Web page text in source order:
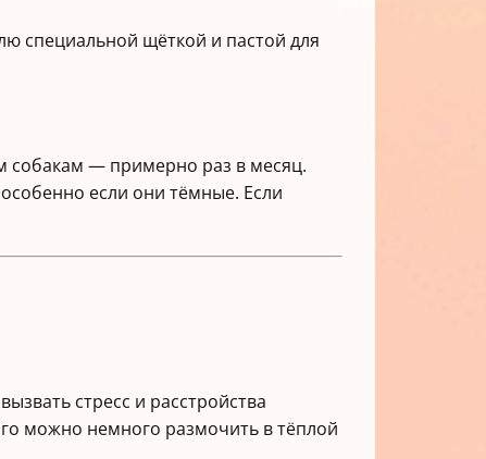
специальной щёткой и пастой для
собакам — примерно раз в месяц.
если они тёмные. Если
стресс и расстройства
можно немного размочить в тёплой